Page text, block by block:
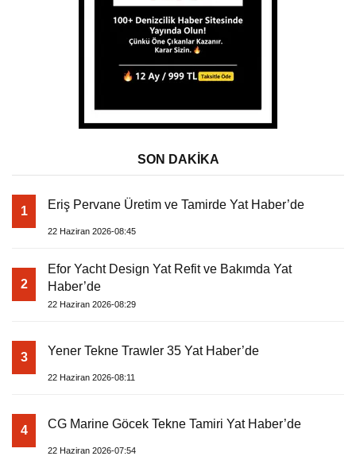
SON DAKİKA
1 Eriş Pervane Üretim ve Tamirde Yat Haber’de
22 Haziran 2026-08:45
2
Efor Yacht Design Yat Refit ve Bakımda Yat
Haber’de
22 Haziran 2026-08:29
3 Yener Tekne Trawler 35 Yat Haber’de
22 Haziran 2026-08:11
4 CG Marine Göcek Tekne Tamiri Yat Haber’de
22 Haziran 2026-07:54